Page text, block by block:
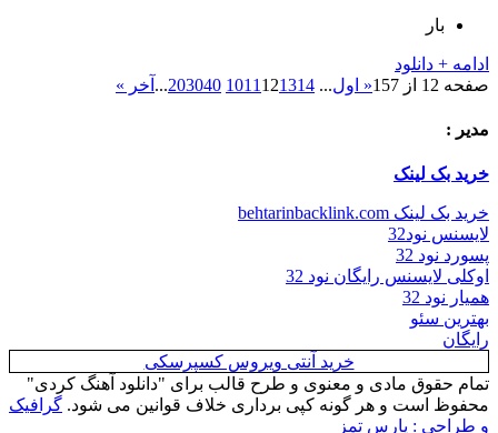
بار
ادامه + دانلود
صفحه 12 از 157
« اول...
1011 121314
203040
... آخر »
مدیر :
خرید بک لینک
خرید بک لینک behtarinbacklink.com
لایسنس نود32
پسورد نود 32
اوکلی لایسنس رایگان نود 32
همیار نود 32
بهترین سئو
رایگان
خرید آنتی ویروس کسپرسکی
تمام حقوق مادی و معنوی و طرح قالب برای "دانلود آهنگ کردی"
محفوظ است و هر گونه کپی برداری خلاف قوانین می شود. گرافیک
و طراحی : پارس تمز